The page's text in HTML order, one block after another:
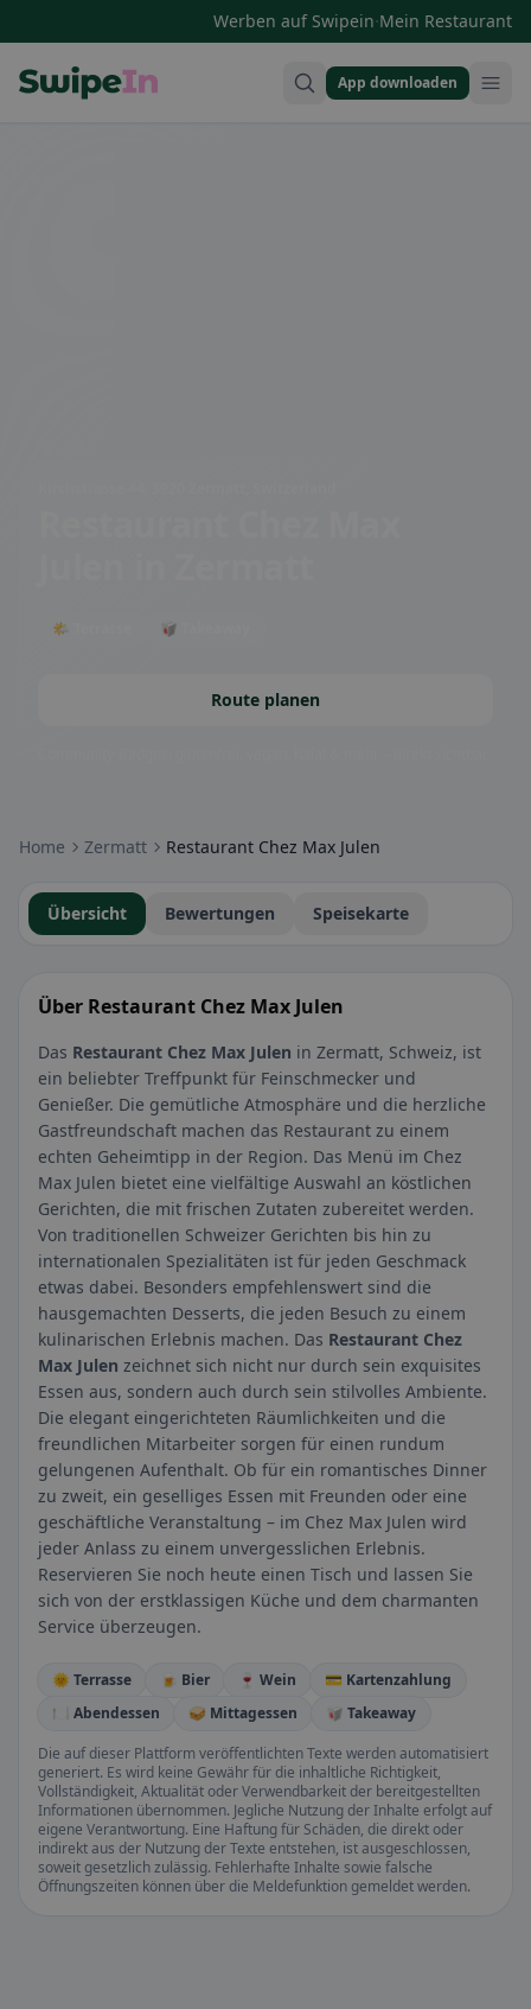
Werben auf Swipein·Mein Restaurant
App downloaden
🌤 Terrasse 🥡 Takeaway
Route planen
Home Zermatt Restaurant Chez Max Julen
Übersicht Bewertungen Speisekarte
Über Restaurant Chez Max Julen
Das Restaurant Chez Max Julen in Zermatt, Schweiz, ist
ein beliebter Treffpunkt für Feinschmecker und
Genießer. Die gemütliche Atmosphäre und die herzliche
Gastfreundschaft machen das Restaurant zu einem
echten Geheimtipp in der Region. Das Menü im Chez
Max Julen bietet eine vielfältige Auswahl an köstlichen
Gerichten, die mit frischen Zutaten zubereitet werden.
Von traditionellen Schweizer Gerichten bis hin zu
internationalen Spezialitäten ist für jeden Geschmack
etwas dabei. Besonders empfehlenswert sind die
hausgemachten Desserts, die jeden Besuch zu einem
kulinarischen Erlebnis machen. Das Restaurant Chez
Max Julen zeichnet sich nicht nur durch sein exquisites
Essen aus, sondern auch durch sein stilvolles Ambiente.
Die elegant eingerichteten Räumlichkeiten und die
freundlichen Mitarbeiter sorgen für einen rundum
gelungenen Aufenthalt. Ob für ein romantisches Dinner
zu zweit, ein geselliges Essen mit Freunden oder eine
geschäftliche Veranstaltung – im Chez Max Julen wird
jeder Anlass zu einem unvergesslichen Erlebnis.
Reservieren Sie noch heute einen Tisch und lassen Sie
sich von der erstklassigen Küche und dem charmanten
Service überzeugen.
🌞 Terrasse 🍺 Bier 🍷 Wein
💳 Kartenzahlung
🍽️ Abendessen
🥪 Mittagessen
🥡 Takeaway
Die auf dieser Plattform veröffentlichten Texte werden automatisiert
generiert. Es wird keine Gewähr für die inhaltliche Richtigkeit,
Vollständigkeit, Aktualität oder Verwendbarkeit der bereitgestellten
Informationen übernommen. Jegliche Nutzung der Inhalte erfolgt auf
eigene Verantwortung. Eine Haftung für Schäden, die direkt oder
indirekt aus der Nutzung der Texte entstehen, ist ausgeschlossen,
soweit gesetzlich zulässig. Fehlerhafte Inhalte sowie falsche
Öffnungszeiten können über die Meldefunktion gemeldet werden.